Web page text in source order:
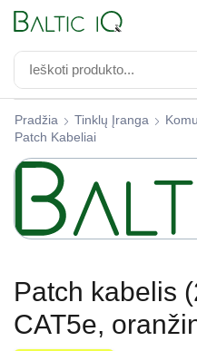
Pradžia Tinklų Įranga
Patch Kabeliai
Patch kabelis
CAT5e,